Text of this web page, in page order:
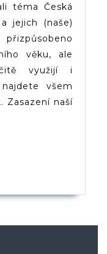
téma Česká
jejich (naše)
věku, ale
využijí i
všem
Zasazení naší